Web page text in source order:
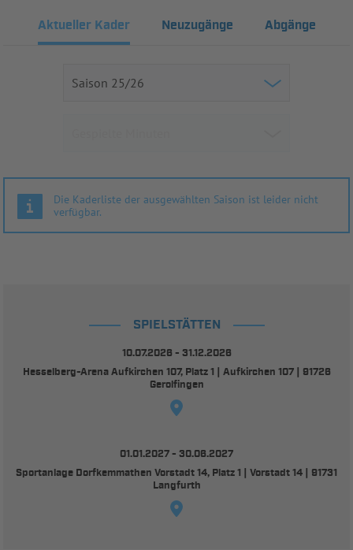
Aktueller Kader Neuzugänge Abgänge
Die Kaderliste der ausgewählten Saison ist leider nicht
verfügbar.
SPIELSTÄTTEN
10.07.2026 - 31.12.2026
Hesselberg-Arena Aufkirchen 107, Platz 1 | Aufkirchen 107 | 91726
Gerolfingen
01.01.2027 - 30.06.2027
Sportanlage Dorfkemmathen Vorstadt 14, Platz 1 | Vorstadt 14 | 91731
Langfurth